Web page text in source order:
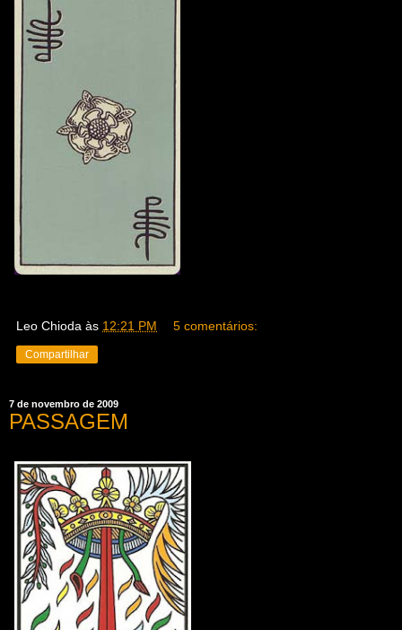
Leo Chioda às 12:21 PM 5 comentários:
Compartilhar
7 de novembro de 2009
PASSAGEM